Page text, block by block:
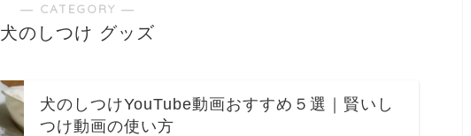
― CATEGORY ―
犬のしつけ グッズ
犬のしつけYouTube動画おすすめ５選｜賢いし
つけ動画の使い方